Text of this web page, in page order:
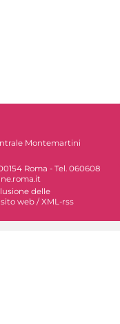
Montemartini
Roma - Tel. 060608
delle
web / XML-rss